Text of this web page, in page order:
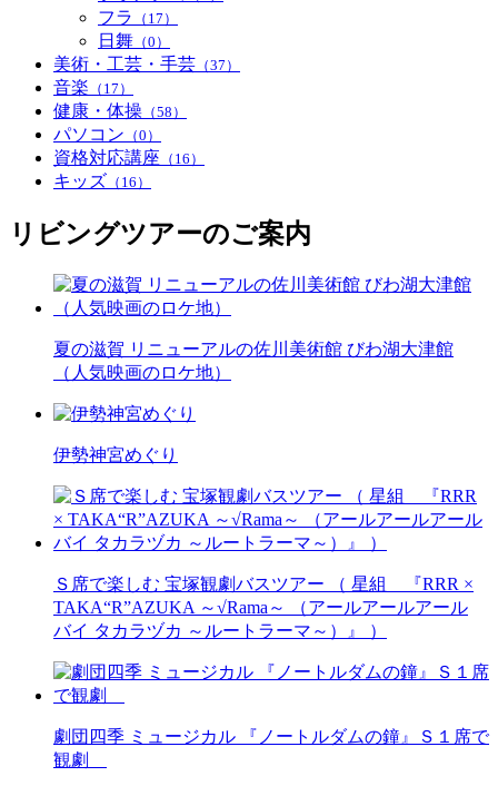
フラ （17）
日舞 （0）
美術・工芸・手芸 （37）
音楽 （17）
健康・体操 （58）
パソコン （0）
資格対応講座 （16）
キッズ （16）
リビングツアーのご案内
夏の滋賀 リニューアルの佐川美術館 びわ湖大津館
（人気映画のロケ地）
伊勢神宮めぐり
Ｓ席で楽しむ 宝塚観劇バスツアー （ 星組 『RRR ×
TAKA“R”AZUKA ～√Rama～ （アールアールアール
バイ タカラヅカ ～ルートラーマ～）』 ）
劇団四季 ミュージカル 『ノートルダムの鐘』Ｓ１席で
観劇